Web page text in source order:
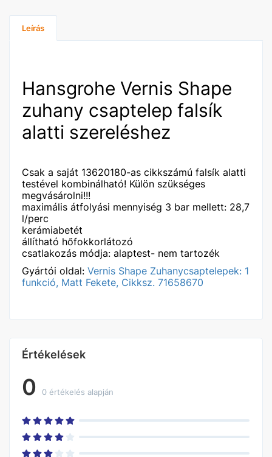
Leírás
Hansgrohe Vernis Shape
zuhany csaptelep falsík
alatti szereléshez
Csak a saját 13620180-as cikkszámú falsík alatti
testével kombinálható! Külön szükséges
megvásárolni!!!
maximális átfolyási mennyiség 3 bar mellett: 28,7
l/perc
kerámiabetét
állítható hőfokkorlátozó
csatlakozás módja: alaptest- nem tartozék
Gyártói oldal: Vernis Shape Zuhanycsaptelepek: 1
funkció, Matt Fekete, Cikksz. 71658670
Értékelések
0 0 értékelés alapján